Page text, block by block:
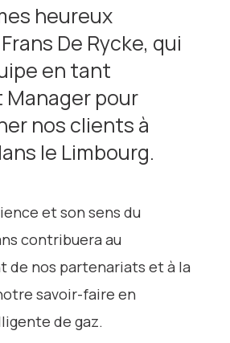
heureux
De Rycke, qui
en tant
Manager pour
nos clients à
le Limbourg.
et son sens du
contribuera au
de nos partenariats et à la
savoir-faire en
de gaz.